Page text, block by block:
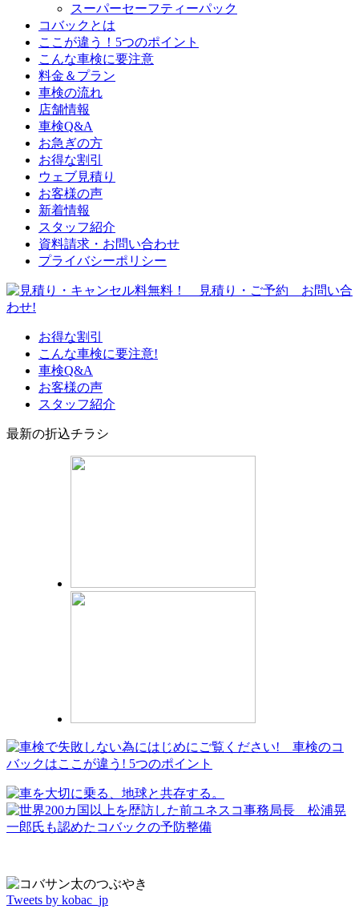
スーパーセーフティーパック
コバックとは
ここが違う！5つのポイント
こんな車検に要注意
料金＆プラン
車検の流れ
店舗情報
車検Q&A
お急ぎの方
お得な割引
ウェブ見積り
お客様の声
新着情報
スタッフ紹介
資料請求・お問い合わせ
プライバシーポリシー
お得な割引
こんな車検に要注意!
車検Q&A
お客様の声
スタッフ紹介
最新の折込チラシ
Tweets by kobac_jp